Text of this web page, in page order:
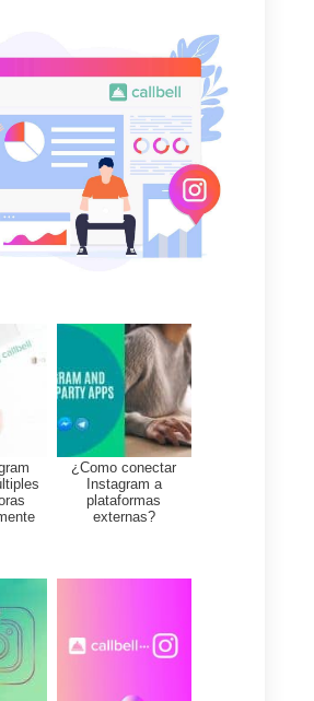
organizar un equipo
dedicar a Instagram
una gran cantidad de
en Instagram Direct,
deberás saber cómo
y estructurar un equipo
al cliente.
Callbell te permite
a dedicar a Instagram